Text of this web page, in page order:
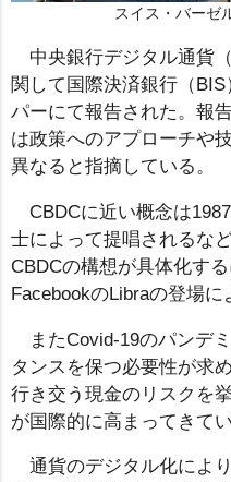
スイス・バーゼ
中央銀行デジタル通貨
関して国際決済銀行（
パーにて報告された。報
は政策へのアプローチや
異なると指摘している。
CBDCに近い概念は
士によって提唱されるな
CBDCの構想が具体化す
FacebookのLibraの登場に
またCovid-19のパンデ
タンスを保つ必要性が求
行き交う現金のリスクを
が国際的に高まってきて
通貨のデジタル化によ